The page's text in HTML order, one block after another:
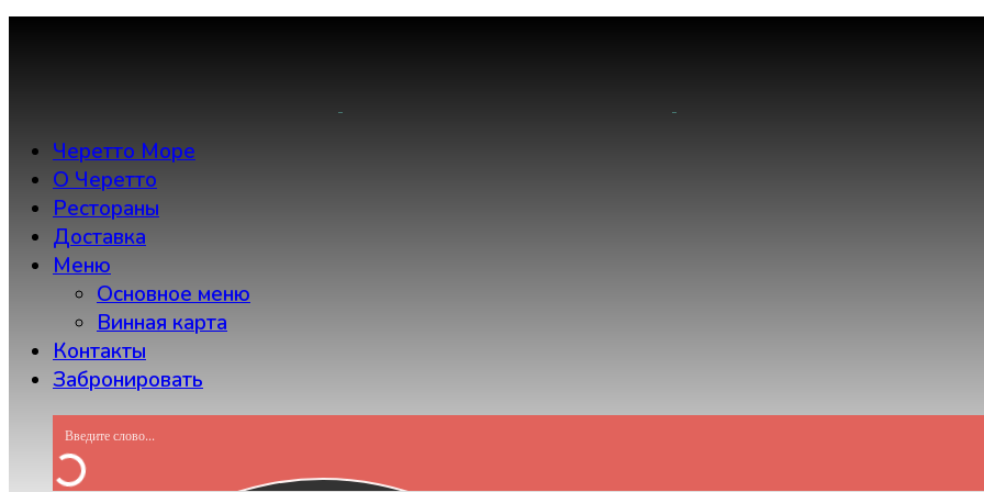
Черетто Море
О Черетто
Рестораны
Доставка
Меню
Основное меню
Винная карта
Контакты
Забронировать